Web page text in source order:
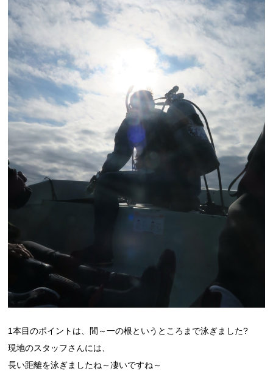
1本目のポイントは、間～一の根というところまで泳ぎました?
現地のスタッフさんには、
長い距離を泳ぎましたね～凄いですね～